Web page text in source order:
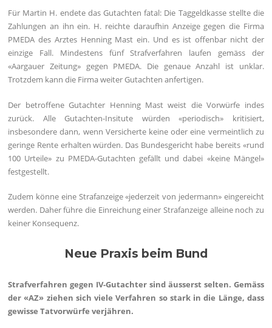
Für Martin H. endete das Gutachten fatal: Die Taggeldkasse stellte die
Zahlungen an ihn ein. H. reichte daraufhin Anzeige gegen die Firma
PMEDA des Arztes Henning Mast ein. Und es ist offenbar nicht der
einzige Fall. Mindestens fünf Strafverfahren laufen gemäss der
«Aargauer Zeitung» gegen PMEDA. Die genaue Anzahl ist unklar.
Trotzdem kann die Firma weiter Gutachten anfertigen.
Der betroffene Gutachter Henning Mast weist die Vorwürfe indes
zurück. Alle Gutachten-Insitute würden «periodisch» kritisiert,
insbesondere dann, wenn Versicherte keine oder eine vermeintlich zu
geringe Rente erhalten würden. Das Bundesgericht habe bereits «rund
100 Urteile» zu PMEDA-Gutachten gefällt und dabei «keine Mängel»
festgestellt.
Zudem könne eine Strafanzeige «jederzeit von jedermann» eingereicht
werden. Daher führe die Einreichung einer Strafanzeige alleine noch zu
keiner Konsequenz.
Neue Praxis beim Bund
Strafverfahren gegen IV-Gutachter sind äusserst selten. Gemäss
der «AZ» ziehen sich viele Verfahren so stark in die Länge, dass
gewisse Tatvorwürfe verjähren.